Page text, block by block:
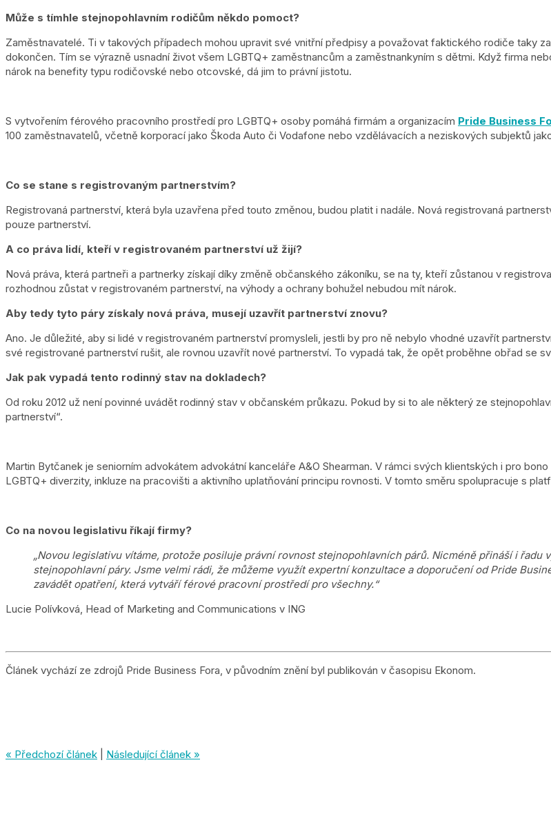
Může s tímhle stejnopohlavním rodičům někdo pomoct?
Zaměstnavatelé. Ti v takových případech mohou upravit své vnitřní předpisy a považovat faktického rodiče taky
dokončen. Tím se výrazně usnadní život všem LGBTQ+ zaměstnancům a zaměstnankyním s dětmi. Když firma
nárok na benefity typu rodičovské nebo otcovské, dá jim to právní jistotu.
S vytvořením férového pracovního prostředí pro LGBTQ+ osoby pomáhá firmám a organizacím Pride Business
100 zaměstnavatelů, včetně korporací jako Škoda Auto či Vodafone nebo vzdělávacích a neziskových subjektů
Co se stane s registrovaným partnerstvím?
Registrovaná partnerství, která byla uzavřena před touto změnou, budou platit i nadále. Nová registrovaná
pouze partnerství.
A co práva lidí, kteří v registrovaném partnerství už žijí?
Nová práva, která partneři a partnerky získají díky změně občanského zákoníku, se na ty, kteří zůstanou v
rozhodnou zůstat v registrovaném partnerství, na výhody a ochrany bohužel nebudou mít nárok.
Aby tedy tyto páry získaly nová práva, musejí uzavřít partnerství znovu?
Ano. Je důležité, aby si lidé v registrovaném partnerství promysleli, jestli by pro ně nebylo vhodné uzavřít
své registrované partnerství rušit, ale rovnou uzavřít nové partnerství. To vypadá tak, že opět proběhne obřad se
Jak pak vypadá tento rodinný stav na dokladech?
Od roku 2012 už není povinné uvádět rodinný stav v občanském průkazu. Pokud by si to ale některý ze
partnerství“.
Martin Bytčanek je seniorním advokátem advokátní kanceláře A&O Shearman. V rámci svých klientských i pro
LGBTQ+ diverzity, inkluze na pracovišti a aktivního uplatňování principu rovnosti. V tomto směru spolupracuje s
Co na novou legislativu říkají firmy?
„Novou legislativu vítáme, protože posiluje právní rovnost stejnopohlavních párů. Nicméně přináší i řadu
stejnopohlavní páry. Jsme velmi rádi, že můžeme využít expertní konzultace a doporučení od Pride
zavádět opatření, která vytváří férové pracovní prostředí pro všechny.“
Lucie Polívková, Head of Marketing and Communications v ING
Článek vychází ze zdrojů Pride Business Fora, v původním znění byl publikován v časopisu Ekonom.
« Předchozí článek Následující článek »